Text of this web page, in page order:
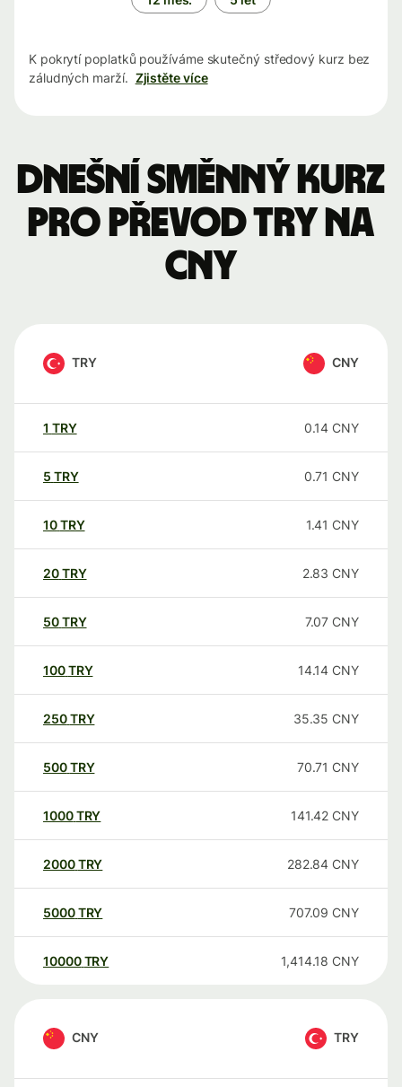
K pokrytí poplatků používáme skutečný středový kurz bez
záludných marží. Zjistěte více
Dnešní směnný kurz
pro převod TRY na
CNY
TRY CNY
1 TRY 0.14 CNY
5 TRY 0.71 CNY
10TRY 1.41 CNY
20TRY 2.83 CNY
50TRY 7.07 CNY
100TRY 14.14 CNY
250TRY 35.35 CNY
500TRY 70.71 CNY
1000TRY 141.42 CNY
2000TRY 282.84 CNY
5000TRY 707.09 CNY
10000 TRY 1,414.18 CNY
CNY TRY